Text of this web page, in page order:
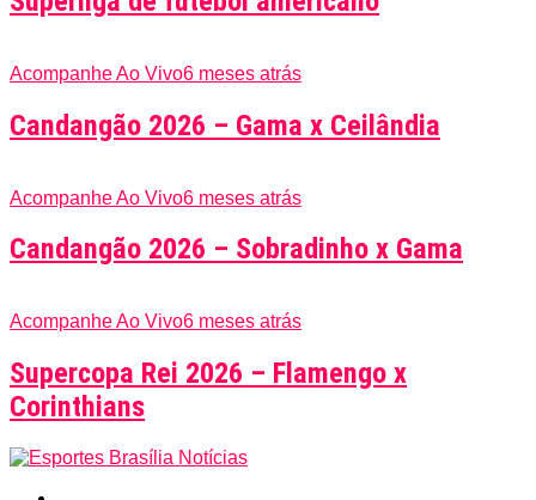
Acompanhe Ao Vivo6 meses atrás
Candangão 2026 – Gama x Ceilândia
Acompanhe Ao Vivo6 meses atrás
Candangão 2026 – Sobradinho x Gama
Acompanhe Ao Vivo6 meses atrás
Supercopa Rei 2026 – Flamengo x
Corinthians